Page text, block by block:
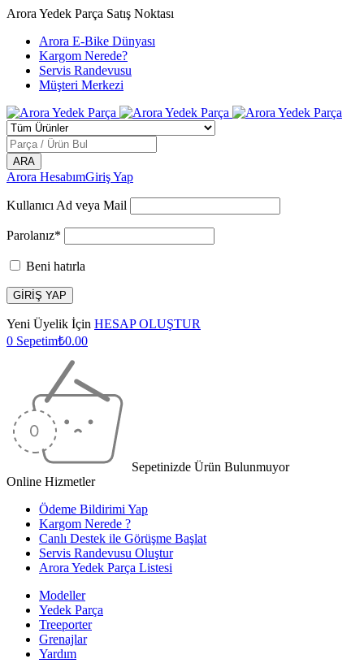
Arora Yedek Parça Satış Noktası
Arora E-Bike Dünyası
Kargom Nerede?
Servis Randevusu
Müşteri Merkezi
Arora HesabımGiriş Yap
Kullanıcı Ad veya Mail
Parolanız*
Beni hatırla
Yeni Üyelik İçin HESAP OLUŞTUR
0 Sepetim₺0.00
Sepetinizde Ürün Bulunmuyor
Online Hizmetler
Ödeme Bildirimi Yap
Kargom Nerede ?
Canlı Destek ile Görüşme Başlat
Servis Randevusu Oluştur
Arora Yedek Parça Listesi
Modeller
Yedek Parça
Treeporter
Grenajlar
Yardım